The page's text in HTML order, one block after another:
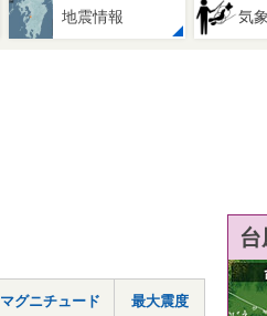
地震情報 気
マグニチュード 最大震度